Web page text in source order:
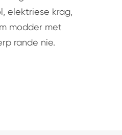
elektriese krag,
modder met
rande nie.